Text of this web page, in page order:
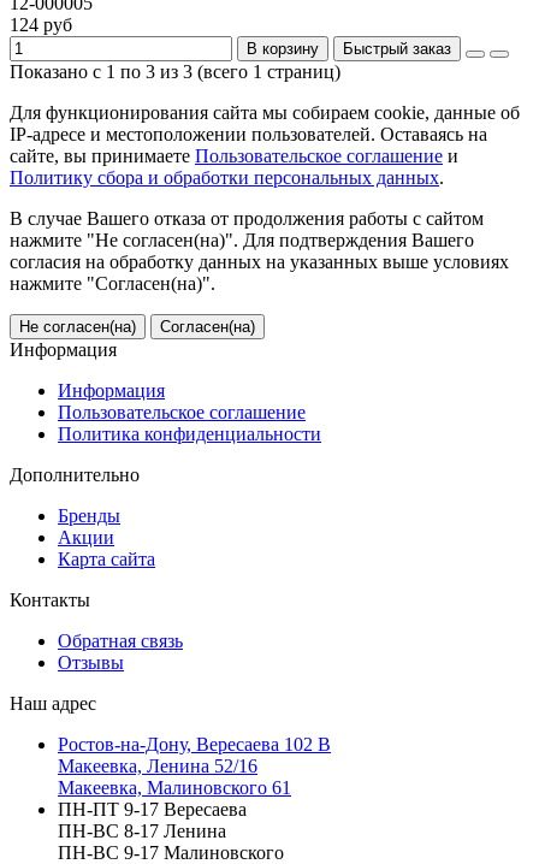
124 руб
В корзину Быстрый заказ
Показано с 1 по 3 из 3 (всего 1 страниц)
Для функционирования сайта мы собираем cookie, данные об
IP-адресе и местоположении пользователей. Оставаясь на
сайте, вы принимаете Пользовательское соглашение и
Политику сбора и обработки персональных данных.
В случае Вашего отказа от продолжения работы с сайтом
нажмите "Не согласен(на)". Для подтверждения Вашего
согласия на обработку данных на указанных выше условиях
нажмите "Согласен(на)".
Не согласен(на) Согласен(на)
Информация
Информация
Пользовательское соглашение
Политика конфиденциальности
Дополнительно
Бренды
Акции
Карта сайта
Контакты
Обратная связь
Отзывы
Наш адрес
Ростов-на-Дону, Вересаева 102 В
Макеевка, Ленина 52/16
Макеевка, Малиновского 61
ПН-ПТ 9-17 Вересаева
ПН-ВС 8-17 Ленина
ПН-ВС 9-17 Малиновского